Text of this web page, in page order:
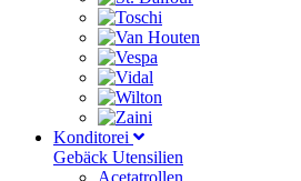
Konditorei
Gebäck Utensilien
Acetatrollen